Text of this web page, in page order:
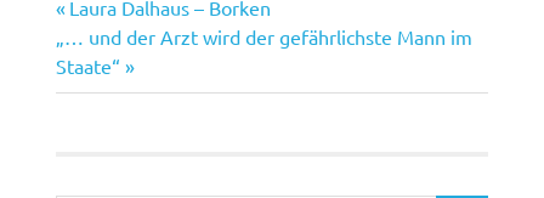
Beitragsnavigation
Vorheriger
Beitrag:
Laura Dalhaus – Borken
Nächster
Beitrag:
„… und der Arzt wird der gefährlichste Mann im
Staate“